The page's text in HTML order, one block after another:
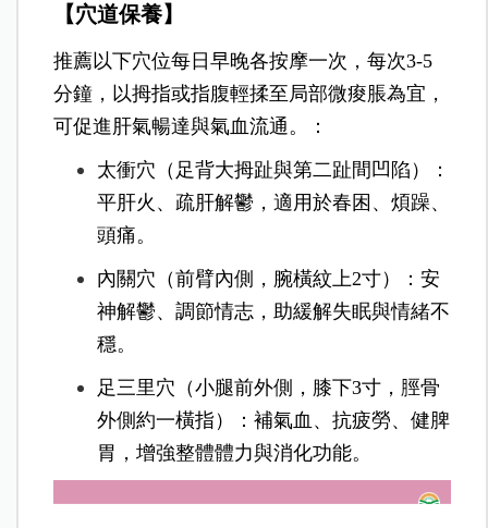
【穴道保養】
推薦以下穴位每日早晚各按摩一次，每次3-5
分鐘，以拇指或指腹輕揉至局部微痠脹為宜，
可促進肝氣暢達與氣血流通。：
太衝穴（足背大拇趾與第二趾間凹陷）：
平肝火、疏肝解鬱，適用於春困、煩躁、
頭痛。
內關穴（前臂內側，腕橫紋上2寸）：安
神解鬱、調節情志，助緩解失眠與情緒不
穩。
足三里穴（小腿前外側，膝下3寸，脛骨
外側約一橫指）：補氣血、抗疲勞、健脾
胃，增強整體體力與消化功能。